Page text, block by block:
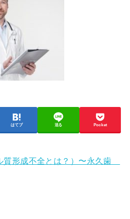
はてブ 送る Pocket
質形成不全とは？）〜永久歯